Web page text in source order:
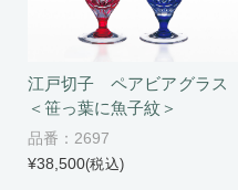
江戸切子 ペアビアグラス
＜笹っ葉に魚子紋＞
品番：2697
¥38,500(税込)